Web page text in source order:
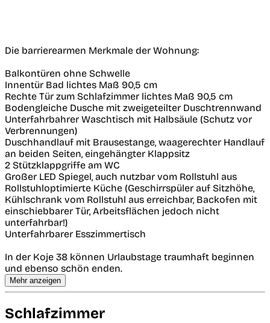
Die barrierearmen Merkmale der Wohnung:
Balkontüren ohne Schwelle
Innentür Bad lichtes Maß 90,5 cm
Rechte Tür zum Schlafzimmer lichtes Maß 90,5 cm
Bodengleiche Dusche mit zweigeteilter Duschtrennwand
Unterfahrbahrer Waschtisch mit Halbsäule (Schutz vor
Verbrennungen)
Duschhandlauf mit Brausestange, waagerechter Handlauf
an beiden Seiten, eingehängter Klappsitz
2 Stützklappgriffe am WC
Großer LED Spiegel, auch nutzbar vom Rollstuhl aus
Rollstuhloptimierte Küche (Geschirrspüler auf Sitzhöhe,
Kühlschrank vom Rollstuhl aus erreichbar, Backofen mit
einschiebbarer Tür, Arbeitsflächen jedoch nicht
unterfahrbar!)
Unterfahrbarer Esszimmertisch
In der Koje 38 können Urlaubstage traumhaft beginnen
und ebenso schön enden.
Mehr anzeigen
Schlafzimmer